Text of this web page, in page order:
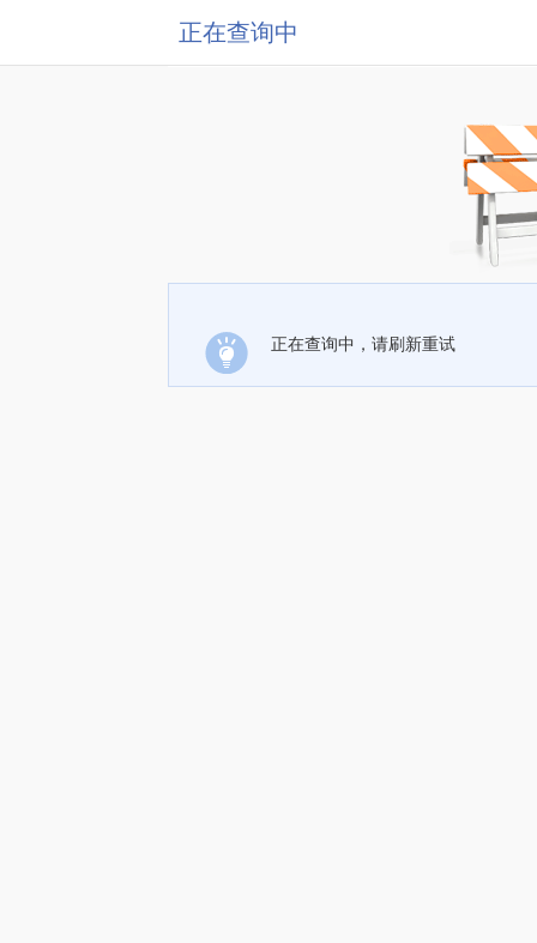
正在查询中
正在查询中，请刷新重试